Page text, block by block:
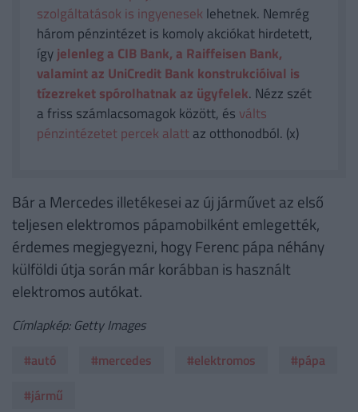
szolgáltatások is ingyenesek lehetnek. Nemrég
három pénzintézet is komoly akciókat hirdetett,
ígyjelenleg a CIB Bank, a Raiffeisen Bank,
valamint az UniCredit Bank konstrukcióival is
tízezreket spórolhatnak az ügyfelek. Nézz szét
a friss számlacsomagok között, és válts
pénzintézetet percek alattaz otthonodból. (x)
Bár a Mercedes illetékesei az új járművet az első
teljesen elektromos pápamobilként emlegették,
érdemes megjegyezni, hogy Ferenc pápa néhány
külföldi útja során már korábban is használt
elektromos autókat.
Címlapkép: Getty Images
#autó
#mercedes #elektromos
#pápa
#jármű